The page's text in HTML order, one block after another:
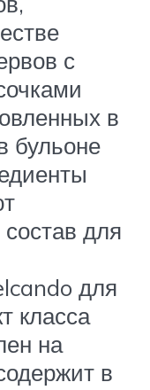
с
в
бульоне
для
для
класса
на
в